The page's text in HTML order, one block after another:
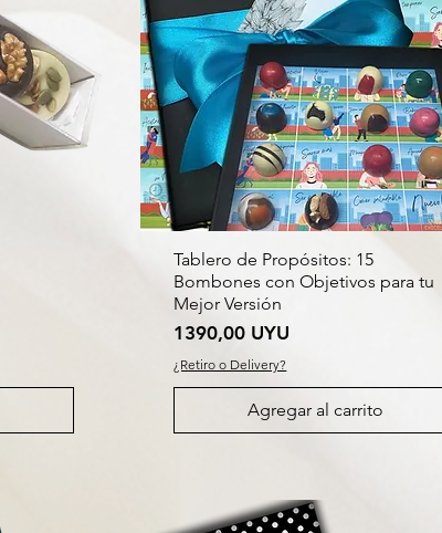
Tablero de Propósitos: 15
Bombones con Objetivos para tu
Mejor Versión
Precio
1390,00 UYU
¿Retiro o Delivery?
Agregar al carrito